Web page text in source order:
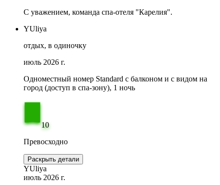
С уважением, команда спа-отеля "Карелия".
YUliya
отдых, в одиночку
июль 2026 г.
Одноместный номер Standard с балконом и с видом на
город (доступ в спа-зону), 1 ночь
10
Превосходно
Раскрыть детали
YUliya
июль 2026 г.